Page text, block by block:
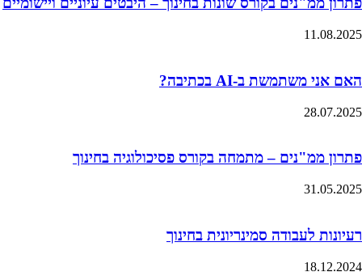
11.08.2025
האם אני משתמשת ב-AI בכתיבה?
28.07.2025
פתרון ממ"נים – מתמחה בקורס פסיכולוגיה בחינוך
31.05.2025
רעיונות לעבודה סמינריונית בחינוך
18.12.2024